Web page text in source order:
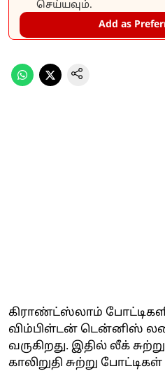
செய்யவும்.
Add as
கிராண்ட்ஸ்லாம்
விம்பிள்டன் டென்னிஸ்
வருகிறது. இதில் லீக்
காலிறுதி சுற்று